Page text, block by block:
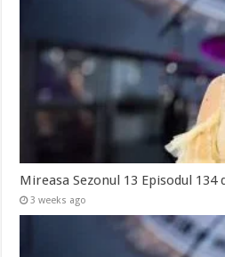
Mireasa Sezonul 13 Episodul 134
3 weeks ago